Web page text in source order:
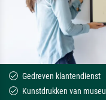
Gedreven klantendienst
Kunstdrukken van